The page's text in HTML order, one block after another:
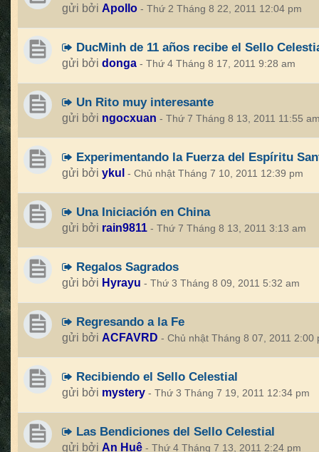
gửi bởi Apollo - Thứ 2 Tháng 8 22, 2011 12:04 pm
DucMinh de 11 años recibe el Sello
gửi bởi donga - Thứ 4 Tháng 8 17, 2011 9:28 am
Un Rito muy interesante
gửi bởi ngocxuan - Thứ 7 Tháng 8 13, 2011 11:55 am
Experimentando la Fuerza del Espíritu
gửi bởi ykul - Chủ nhật Tháng 7 10, 2011 12:39 pm
Una Iniciación en China
gửi bởi rain9811 - Thứ 7 Tháng 8 13, 2011 3:13 am
Regalos Sagrados
gửi bởi Hyrayu - Thứ 3 Tháng 8 09, 2011 5:32 am
Regresando a la Fe
gửi bởi ACFAVRD - Chủ nhật Tháng 8 07, 2011 2:00
Recibiendo el Sello Celestial
gửi bởi mystery - Thứ 3 Tháng 7 19, 2011 12:34 pm
Las Bendiciones del Sello Celestial
gửi bởi An Huệ - Thứ 4 Tháng 7 13, 2011 2:24 pm